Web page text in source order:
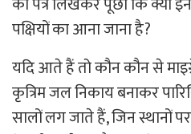
पक्षियों का आना जाना है?
यदि आते हैं तो कौन कौन से
कृत्रिम जल निकाय बनाकर
सालों लग जाते हैं, जिन स्थानों पर